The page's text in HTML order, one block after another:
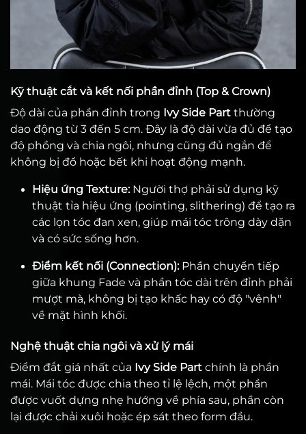
Kỹ thuật cắt và kết nối phần đỉnh (Top & Crown)
Độ dài của phần đỉnh trong Ivy Side Part thường
dao động từ 3 đến 5 cm. Đây là độ dài vừa đủ để tạo
độ phồng và chia ngôi, nhưng cũng đủ ngắn để
không bị đổ hoặc bết khi hoạt động mạnh.
Hiệu ứng Texture:Người thợ phải sử dụng kỹ
thuật tỉa hiệu ứng (pointing, slithering) để tạo ra
các lọn tóc đan xen, giúp mái tóc trông dày dặn
và có sức sống hơn.
Điểm kết nối (Connection):Phần chuyển tiếp
giữa khung Fade và phần tóc dài trên đỉnh phải
mượt mà, không bị tạo khấc hay có độ "vênh"
về mặt hình khối.
Nghệ thuật chia ngôi và xử lý mái
Điểm đắt giá nhất của Ivy Side Part chính là phần
mái. Mái tóc được chia theo tỉ lệ lệch, một phần
được vuốt dựng nhẹ hướng về phía sau, phần còn
lại được chải xuôi hoặc ép sát theo form đầu.